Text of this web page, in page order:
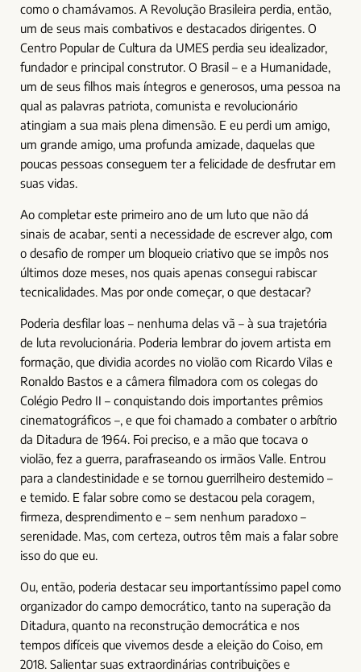
como o chamávamos. A Revolução Brasileira perdia, então,
um de seus mais combativos e destacados dirigentes. O
Centro Popular de Cultura da UMES perdia seu idealizador,
fundador e principal construtor. O Brasil – e a Humanidade,
um de seus filhos mais íntegros e generosos, uma pessoa na
qual as palavras patriota, comunista e revolucionário
atingiam a sua mais plena dimensão. E eu perdi um amigo,
um grande amigo, uma profunda amizade, daquelas que
poucas pessoas conseguem ter a felicidade de desfrutar em
suas vidas.
Ao completar este primeiro ano de um luto que não dá
sinais de acabar, senti a necessidade de escrever algo, com
o desafio de romper um bloqueio criativo que se impôs nos
últimos doze meses, nos quais apenas consegui rabiscar
tecnicalidades. Mas por onde começar, o que destacar?
Poderia desfilar loas – nenhuma delas vã – à sua trajetória
de luta revolucionária. Poderia lembrar do jovem artista em
formação, que dividia acordes no violão com Ricardo Vilas e
Ronaldo Bastos e a câmera filmadora com os colegas do
Colégio Pedro II – conquistando dois importantes prêmios
cinematográficos –, e que foi chamado a combater o arbítrio
da Ditadura de 1964. Foi preciso, e a mão que tocava o
violão, fez a guerra, parafraseando os irmãos Valle. Entrou
para a clandestinidade e se tornou guerrilheiro destemido –
e temido. E falar sobre como se destacou pela coragem,
firmeza, desprendimento e – sem nenhum paradoxo –
serenidade. Mas, com certeza, outros têm mais a falar sobre
isso do que eu.
Ou, então, poderia destacar seu importantíssimo papel como
organizador do campo democrático, tanto na superação da
Ditadura, quanto na reconstrução democrática e nos
tempos difíceis que vivemos desde a eleição do Coiso, em
2018. Salientar suas extraordinárias contribuições e